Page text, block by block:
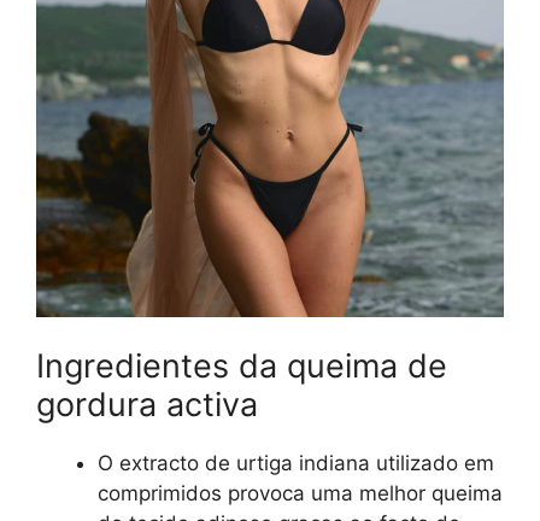
Ingredientes da queima de
gordura activa
O extracto de urtiga indiana utilizado em
comprimidos provoca uma melhor queima